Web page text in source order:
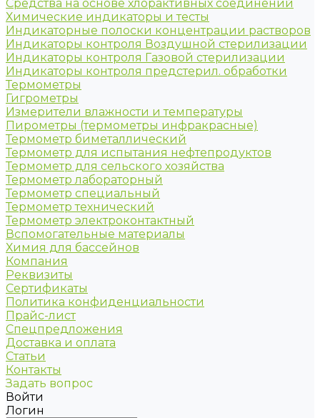
Средства на основе хлорактивных соединений
Химические индикаторы и тесты
Индикаторные полоски концентрации растворов
Индикаторы контроля Воздушной стерилизации
Индикаторы контроля Газовой стерилизации
Индикаторы контроля предстерил. обработки
Термометры
Гигрометры
Измерители влажности и температуры
Пирометры (термометры инфракрасные)
Термометр биметаллический
Термометр для испытания нефтепродуктов
Термометр для сельского хозяйства
Термометр лабораторный
Термометр специальный
Термометр технический
Термометр электроконтактный
Вспомогательные материалы
Химия для бассейнов
Компания
Реквизиты
Сертификаты
Политика конфиденциальности
Прайс-лист
Спецпредложения
Доставка и оплата
Статьи
Контакты
Задать вопрос
Войти
Логин